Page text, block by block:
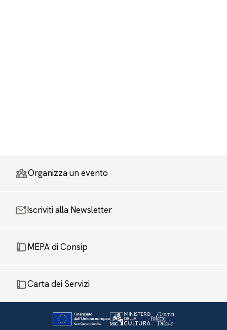
Organizza un evento
Iscriviti alla Newsletter
MEPA di Consip
Carta dei Servizi